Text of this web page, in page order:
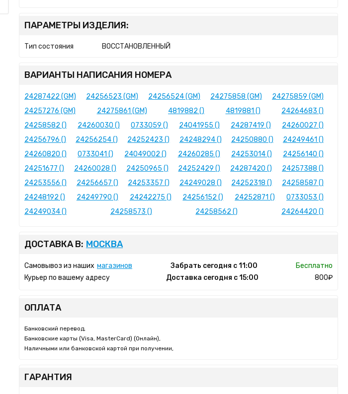
ПАРАМЕТРЫ ИЗДЕЛИЯ:
Тип состояния ВОССТАНОВЛЕННЫЙ
ВАРИАНТЫ НАПИСАНИЯ НОМЕРА
24287422 (GM) 24256523 (GM) 24256524 (GM) 24275858 (GM)
24275859 (GM)
24257276 (GM)
24275861 (GM) 4819882 () 4819881 ()
24264683 ()
24258582 ()
24260030 () 0733059 () 24041955 () 24287419 ()
24260027 ()
24256796 ()
24256254 () 24252423 () 24248294 () 24250880 ()
24249461 ()
24260820 ()
0733041 () 24049002 () 24260285 () 24253014 ()
24256140 ()
24251677 ()
24260028 () 24250965 () 24252429 () 24287420 ()
24257388 ()
24253556 ()
24256657 () 24253357 () 24249028 () 24252318 ()
24258587 ()
24248192 ()
24249790 () 24242275 () 24256152 () 24252871 ()
0733053 ()
24249034 ()
24258573 () 24258562 () 24264420 ()
ДОСТАВКА В: МОСКВА
Самовывоз из наших магазинов Забрать сегодня с 11:00
Бесплатно
Курьер по вашему адресу
Доставка сегодня с 15:00 800₽
ОПЛАТА
Банковский перевод,
Банковские карты (Visa, MasterCard) (Онлайн),
Наличными или банковской картой при получении,
ГАРАНТИЯ